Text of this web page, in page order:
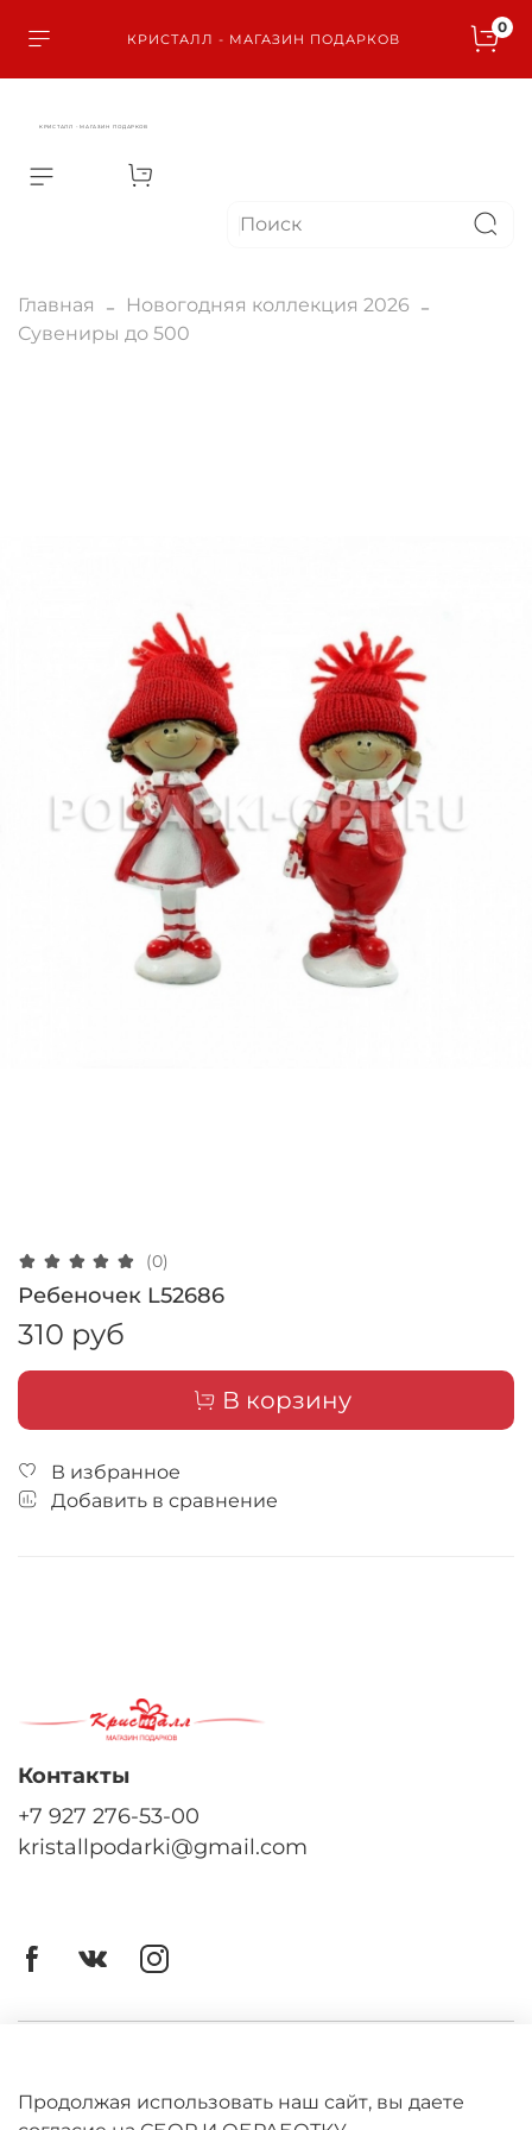
КРИСТАЛЛ - МАГАЗИН ПОДАРКОВ
0
КРИСТАЛЛ - МАГАЗИН ПОДАРКОВ
Главная
Новогодняя коллекция 2026
Сувениры до 500
(0)
Ребеночек L52686
310 руб
В корзину
В избранное
Добавить в сравнение
Оферта
Контакты
+7 927 276-53-00
kristallpodarki@gmail.com
Продолжая использовать наш сайт, вы даете